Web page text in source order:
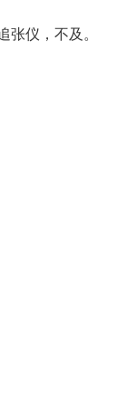
仪，不及。